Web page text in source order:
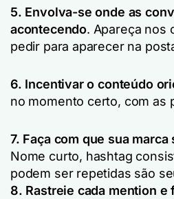
5. Envolva-se onde as
acontecendo. Apareça nos
pedir para aparecer na
6. Incentivar o conteúdo
no momento certo, com as
7. Faça com que sua
Nome curto, hashtag
podem ser repetidas são
8. Rastreie cada mention e